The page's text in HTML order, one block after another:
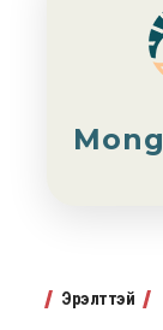
Эрэлттэй